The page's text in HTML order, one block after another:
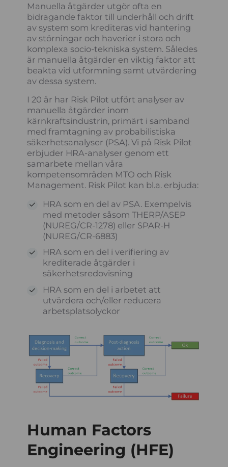
Manuella åtgärder utgör ofta en
bidragande faktor till underhåll och drift
av system som krediteras vid hantering
av störningar och haverier i stora och
komplexa socio-tekniska system. Således
är manuella åtgärder en viktig faktor att
beakta vid utformning samt utvärdering
av dessa system.
I 20 år har Risk Pilot utfört analyser av
manuella åtgärder inom
kärnkraftsindustrin, primärt i samband
med framtagning av probabilistiska
säkerhetsanalyser (PSA). Vi på Risk Pilot
erbjuder HRA-analyser genom ett
samarbete mellan våra
kompetensområden MTO och Risk
Management. Risk Pilot kan bl.a. erbjuda:
HRA som en del av PSA. Exempelvis
med metoder såsom THERP/ASEP
(NUREG/CR-1278) eller SPAR-H
(NUREG/CR-6883)
HRA som en del i verifiering av
krediterade åtgärder i
säkerhetsredovisning
HRA som en del i arbetet att
utvärdera och/eller reducera
arbetsplatsolyckor
Human Factors
Engineering (HFE)